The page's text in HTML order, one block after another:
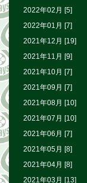
2022年02月 [5]
2022年01月 [7]
2021年12月 [19]
2021年11月 [9]
2021年10月 [7]
2021年09月 [7]
2021年08月 [10]
2021年07月 [10]
2021年06月 [7]
2021年05月 [8]
2021年04月 [8]
2021年03月 [13]